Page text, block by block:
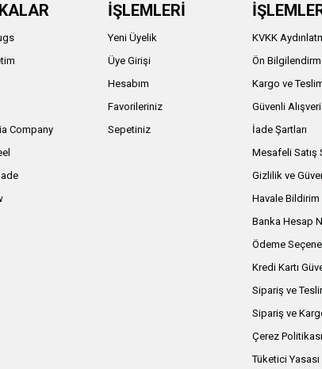
Company
İŞLEMLERİ
Yeni Üyelik
Üye Girişi
Hesabım
Favorileriniz
Sepetiniz
KVKK
Ön
Kargo ve
Güvenli
İade Şartları
Mesafeli Satış
Gizlilik ve
Havale Bildirim
Banka Hesap
Ödeme
Kredi Kartı
Sipariş ve
Sipariş ve
Çerez Politikası
Tüketici Yasası